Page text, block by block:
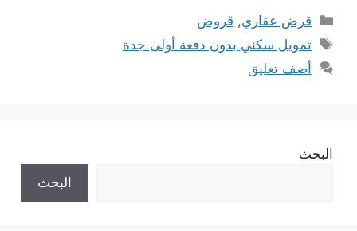
التصنيفات
قرض عقاري, قروض
الوسوم
تمويل سكني بدون دفعة أولى جدة
أضف تعليق
البحث
البحث